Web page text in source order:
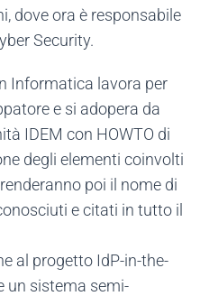
dove ora è responsabile
Security.
Informatica lavora per
e si adopera da
IDEM con HOWTO di
degli elementi coinvolti
poi il nome di
e citati in tutto il
al progetto IdP-in-the-
un sistema semi-